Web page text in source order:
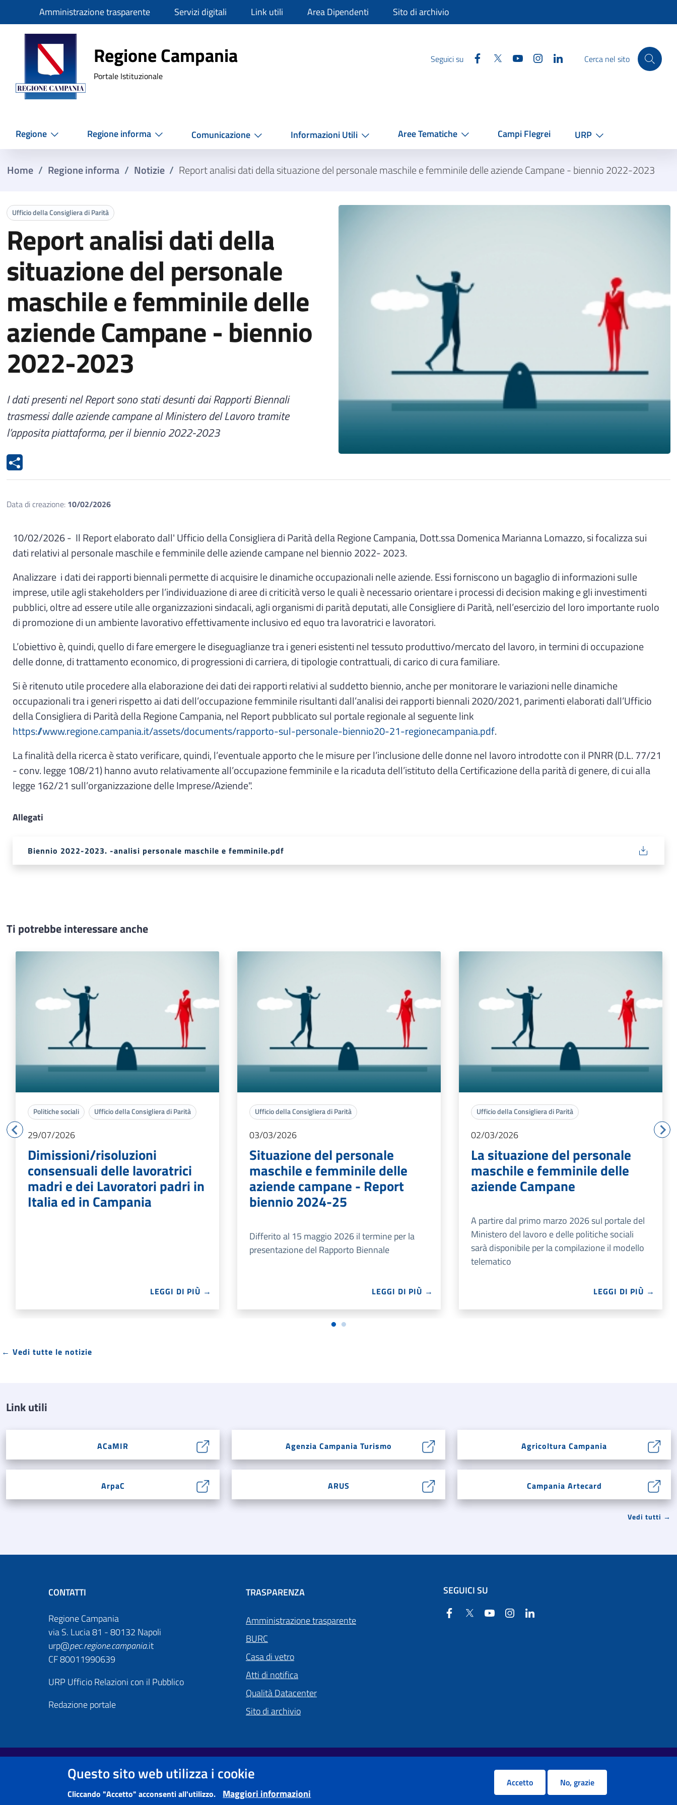
SlimAmministrazione trasparente Servizi digitali Link utili Area Dipendenti Sito di archivio
Regione Campania
Regione Campania
Portale Istituzionale
Seguici su Facebook
Twitter YouTube InstagramLinkedinCerca nel sito
Regione Regione informa Comunicazione Informazioni Utili Aree Tematiche Campi Flegrei URP
Home / Regione informa / Notizie / Report analisi dati della situazione del personale maschile e femminile delle aziende Campane - biennio 2022-2023
Ufficio della Consigliera di Parità
Report analisi dati della
situazione del personale
maschile e femminile delle
aziende Campane - biennio
2022-2023
I dati presenti nel Report sono stati desunti dai Rapporti Biennali
trasmessi dalle aziende campane al Ministero del Lavoro tramite
l’apposita piattaforma, per il biennio 2022-2023
Data di creazione: 10/02/2026
10/02/2026 - Il Report elaborato dall' Ufficio della Consigliera di Parità della Regione Campania, Dott.ssa Domenica Marianna Lomazzo, si focalizza sui
dati relativi al personale maschile e femminile delle aziende campane nel biennio 2022- 2023.
Analizzare i dati dei rapporti biennali permette di acquisire le dinamiche occupazionali nelle aziende. Essi forniscono un bagaglio di informazioni sulle
imprese, utile agli stakeholders per l’individuazione di aree di criticità verso le quali è necessario orientare i processi di decision making e gli investimenti
pubblici, oltre ad essere utile alle organizzazioni sindacali, agli organismi di parità deputati, alle Consigliere di Parità, nell’esercizio del loro importante ruolo
di promozione di un ambiente lavorativo effettivamente inclusivo ed equo tra lavoratrici e lavoratori.
L’obiettivo è, quindi, quello di fare emergere le diseguaglianze tra i generi esistenti nel tessuto produttivo/mercato del lavoro, in termini di occupazione
delle donne, di trattamento economico, di progressioni di carriera, di tipologie contrattuali, di carico di cura familiare.
Si è ritenuto utile procedere alla elaborazione dei dati dei rapporti relativi al suddetto biennio, anche per monitorare le variazioni nelle dinamiche
occupazionali tra i generi rispetto ai dati dell’occupazione femminile risultanti dall’analisi dei rapporti biennali 2020/2021, parimenti elaborati dall’Ufficio
della Consigliera di Parità della Regione Campania, nel Report pubblicato sul portale regionale al seguente link
https://www.regione.campania.it/assets/documents/rapporto-sul-personale-biennio20-21-regionecampania.pdf.
La finalità della ricerca è stato verificare, quindi, l’eventuale apporto che le misure per l’inclusione delle donne nel lavoro introdotte con il PNRR (D.L. 77/21
- conv. legge 108/21) hanno avuto relativamente all’occupazione femminile e la ricaduta dell’istituto della Certificazione della parità di genere, di cui alla
legge 162/21 sull’organizzazione delle Imprese/Aziende".
Allegati
Biennio 2022-2023. -analisi personale maschile e femminile.pdf
Ti potrebbe interessare anche
Politiche sociali Ufficio della Consigliera di Parità
29/07/2026
Dimissioni/risoluzioni
consensuali delle lavoratrici
madri e dei Lavoratori padri in
Italia ed in Campania
LEGGI DI PIÙ →
Ufficio della Consigliera di Parità
03/03/2026
Situazione del personale
maschile e femminile delle
aziende campane - Report
biennio 2024-25
Differito al 15 maggio 2026 il termine per la
presentazione del Rapporto Biennale
LEGGI DI PIÙ →
Ufficio della Consigliera di Parità
02/03/2026
La situazione del personale
maschile e femminile delle
aziende Campane
A partire dal primo marzo 2026 sul portale del
Ministero del lavoro e delle politiche sociali
sarà disponibile per la compilazione il modello
telematico
LEGGI DI PIÙ →
← Vedi tutte le notizie
Link utili
ACaMIR Agenzia Campania Turismo Agricoltura Campania
ArpaC ARUS Campania Artecard
Vedi tutti →
CONTATTI
Regione Campania
via S. Lucia 81 - 80132 Napoli
urp@pec.regione.campania.it
CF 80011990639
URP Ufficio Relazioni con il Pubblico
Redazione portale
TRASPARENZA
Amministrazione trasparente
BURC
Casa di vetro
Atti di notifica
Qualità Datacenter
Sito di archivio
SEGUICI SU
Facebook
Twitter YouTube Instagram
Footer First
Useful links section
Informativa Privacy e Cookie Policy Obiettivi di accessibilità
Questo sito web utilizza i cookie
Cliccando "Accetto" acconsenti all'utilizzo. Maggiori informazioni
Accetto No, grazie